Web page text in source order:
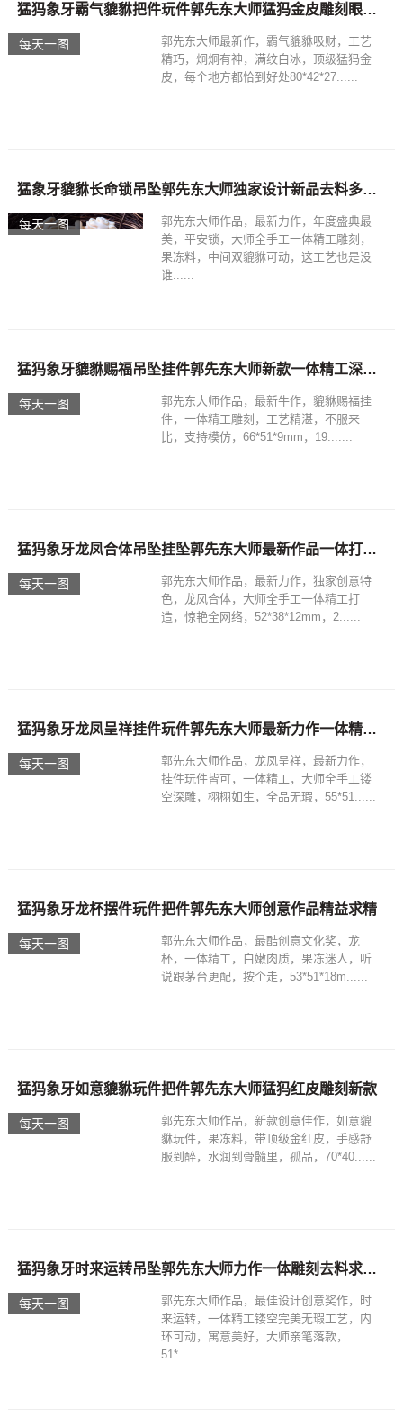
每天一图
猛犸象牙霸气貔貅把件玩件郭先东大师猛犸金皮雕刻眼睛炯炯有神
郭先东大师最新作，霸气貔貅吸财，工艺
精巧，炯炯有神，满纹白冰，顶级猛犸金
皮，每个地方都恰到好处80*42*27......
每天一图
猛象牙貔貅长命锁吊坠郭先东大师独家设计新品去料多款式新颖
郭先东大师作品，最新力作，年度盛典最
美，平安锁，大师全手工一体精工雕刻，
果冻料，中间双貔貅可动，这工艺也是没
谁......
每天一图
猛犸象牙貔貅赐福吊坠挂件郭先东大师新款一体精工深镂空
郭先东大师作品，最新牛作，貔貅赐福挂
件，一体精工雕刻，工艺精湛，不服来
比，支持模仿，66*51*9mm，19.......
每天一图
猛犸象牙龙凤合体吊坠挂坠郭先东大师最新作品一体打造惊艳
郭先东大师作品，最新力作，独家创意特
色，龙凤合体，大师全手工一体精工打
造，惊艳全网络，52*38*12mm，2......
每天一图
猛犸象牙龙凤呈祥挂件玩件郭先东大师最新力作一体精工深雕
郭先东大师作品，龙凤呈祥，最新力作，
挂件玩件皆可，一体精工，大师全手工镂
空深雕，栩栩如生，全品无瑕，55*51......
每天一图
猛犸象牙龙杯摆件玩件把件郭先东大师创意作品精益求精
郭先东大师作品，最酷创意文化奖，龙
杯，一体精工，白嫩肉质，果冻迷人，听
说跟茅台更配，按个走，53*51*18m......
每天一图
猛犸象牙如意貔貅玩件把件郭先东大师猛犸红皮雕刻新款
郭先东大师作品，新款创意佳作，如意貔
貅玩件，果冻料，带顶级金红皮，手感舒
服到醉，水润到骨髓里，孤品，70*40......
每天一图
猛犸象牙时来运转吊坠郭先东大师力作一体雕刻去料求精郭大师亲笔落款
郭先东大师作品，最佳设计创意奖作，时
来运转，一体精工镂空完美无瑕工艺，内
环可动，寓意美好，大师亲笔落款，
51*......